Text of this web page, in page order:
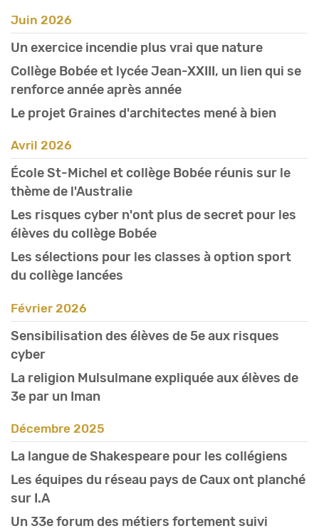
juin 2026
Un exercice incendie plus vrai que nature
Collège Bobée et lycée Jean-XXIII, un lien qui se
renforce année après année
Le projet Graines d'architectes mené à bien
avril 2026
École St-Michel et collège Bobée réunis sur le
thème de l'Australie
Les risques cyber n'ont plus de secret pour les
élèves du collège Bobée
Les sélections pour les classes à option sport
du collège lancées
février 2026
Sensibilisation des élèves de 5e aux risques
cyber
La religion Mulsulmane expliquée aux élèves de
3e par un Iman
décembre 2025
La langue de Shakespeare pour les collégiens
Les équipes du réseau pays de Caux ont planché
sur I.A
Un 33e forum des métiers fortement suivi